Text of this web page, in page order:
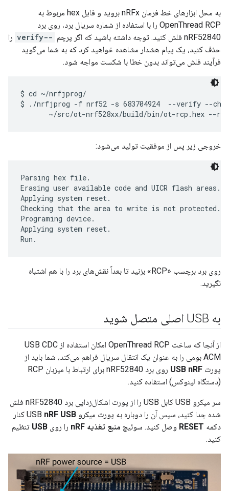
به محل ابزارهای خط فرمان nRFx بروید و فایل hex مربوط به
OpenThread RCP را با استفاده از شماره سریال برد، روی برد
nRF52840 فلش کنید. توجه داشته باشید که اگر پرچم
--verify
را
حذف کنید، یک پیام هشدار مشاهده خواهید کرد که به شما می‌گوید
فرآیند فلش می‌تواند بدون خطا با شکست مواجه شود.
$ cd ~/nrfjprog/
$ ./nrfjprog -f nrf52 -s 683704924  --verify --
خروجی زیر پس از موفقیت تولید می‌شود:
Parsing hex file.
Erasing user available code and UICR flash areas.
Applying system reset.
Checking that the area to write is not protected.
Programing device.
Applying system reset.
روی برد برچسب «RCP» بزنید تا بعداً نقش‌های برد را با هم اشتباه
نگیرید.
به USB اصلی متصل شوید
از آنجا که ساخت OpenThread RCP امکان استفاده از USB CDC
ACM بومی را به عنوان یک انتقال سریال فراهم می‌کند، شما باید از
پورت USB nRF
روی برد nRF52840 برای ارتباط با میزبان RCP
(دستگاه لینوکس) استفاده کنید.
سر میکرو USB کابل USB را از پورت اشکال‌زدایی برد nRF52840 فلش
شده جدا کنید، سپس آن را دوباره به پورت میکرو USB nRF USB
کنار
دکمه RESET وصل کنید. سوئیچ منبع تغذیه nRF را روی USB تنظیم
کنید.